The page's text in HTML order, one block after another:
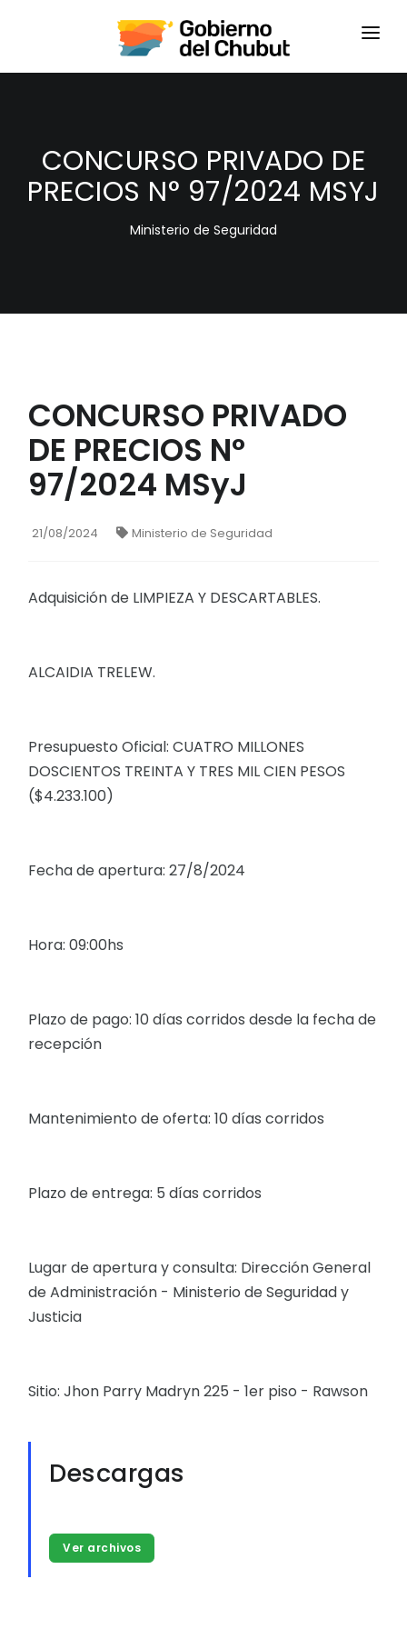
HOME
CONCURSO PRIVADO DE
PRECIOS N° 97/2024 MSYJ
Ministerio de Seguridad
CONCURSO PRIVADO
DE PRECIOS N°
97/2024 MSyJ
21/08/2024 Ministerio de Seguridad
Adquisición de LIMPIEZA Y DESCARTABLES.
ALCAIDIA TRELEW.
Presupuesto Oficial: CUATRO MILLONES
DOSCIENTOS TREINTA Y TRES MIL CIEN PESOS
($4.233.100)
Fecha de apertura: 27/8/2024
Hora: 09:00hs
Plazo de pago: 10 días corridos desde la fecha de
recepción
Mantenimiento de oferta: 10 días corridos
Plazo de entrega: 5 días corridos
Lugar de apertura y consulta: Dirección General
de Administración - Ministerio de Seguridad y
Justicia
Sitio: Jhon Parry Madryn 225 - 1er piso - Rawson
Descargas
Ver archivos